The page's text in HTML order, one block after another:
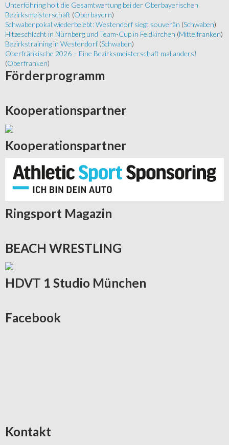
Unterföhring holt die Gesamtwertung bei der Oberbayerischen
Bezirksmeisterschaft (Oberbayern)
Schwabenpokal wiederbelebt: Westendorf siegt souverän (Schwaben)
Hitzeschlacht in Nürnberg und Team-Cup in Feldkirchen (Mittelfranken)
Bezirkstraining in Westendorf (Schwaben)
Oberfränkische 2026 – Eine Bezirksmeisterschaft mal anders!
(Oberfranken)
Förderprogramm
Kooperationspartner
Kooperationspartner
Ringsport Magazin
BEACH WRESTLING
HDVT 1 Studio München
Facebook
Kontakt